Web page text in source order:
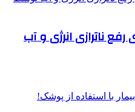
ناترازی انرژی و آب‌